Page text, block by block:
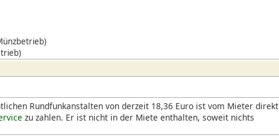
Rundfunkanstalten von derzeit 18,36 Euro ist vom Mieter direkt
zu zahlen. Er ist nicht in der Miete enthalten, soweit nichts